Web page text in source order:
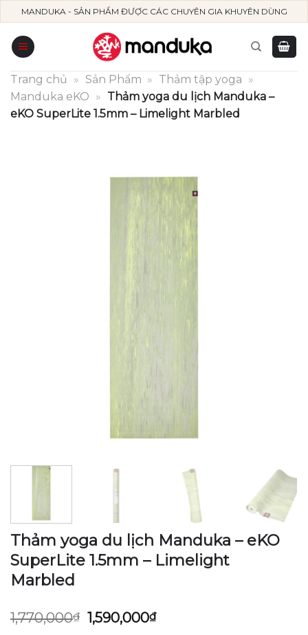
Skip
to
content
MANDUKA - SẢN PHẨM ĐƯỢC CÁC CHUYÊN GIA KHUYÊN DÙNG
Trang chủ » Sản Phẩm » Thảm tập yoga »
Manduka eKO » Thảm yoga du lịch Manduka –
eKO SuperLite 1.5mm – Limelight Marbled
Thảm yoga du lịch Manduka – eKO
SuperLite 1.5mm – Limelight
Marbled
1,770,000₫ Giá
1,590,000₫Giá